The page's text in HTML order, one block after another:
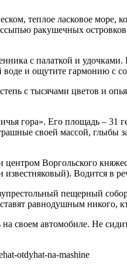
теплое ласковое море,
ракушечных
с палаткой и
и ощутите гармонию с
с тысячами цветов и
гора». Его площадь –
своей массой, глыбы
Воргольского
Водится в
пещерный
равнодушным никого,
своем автомобиле. Не
otdyhat-na-mashine